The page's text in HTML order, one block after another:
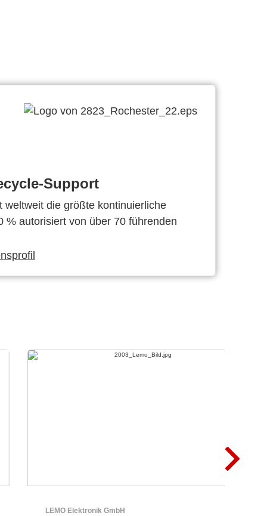
Support
weltweit die größte kontinuierliche
% autorisiert von über 70 führenden
LEMO Elektronik GmbH